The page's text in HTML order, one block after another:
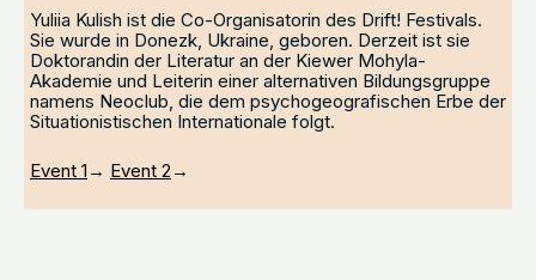
Yuliia Kulish ist die Co-Organisatorin des Drift! Festivals.
Sie wurde in Donezk, Ukraine, geboren. Derzeit ist sie
Doktorandin der Literatur an der Kiewer Mohyla-
Akademie und Leiterin einer alternativen Bildungsgruppe
namens Neoclub, die dem psychogeografischen Erbe der
Situationistischen Internationale folgt.
Event 1 → Event 2 →